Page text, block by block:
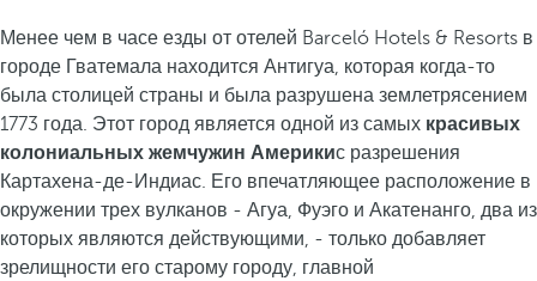
Менее чем в часе езды от отелей Barceló Hotels & Resorts в
городе Гватемала находится Антигуа, которая когда-то
была столицей страны и была разрушена землетрясением
1773 года. Этот город является одной из самых красивых
колониальных жемчужин Америкис разрешения
Картахена-де-Индиас. Его впечатляющее расположение в
окружении трех вулканов - Агуа, Фуэго и Акатенанго, два из
которых являются действующими, - только добавляет
зрелищности его старому городу, главной